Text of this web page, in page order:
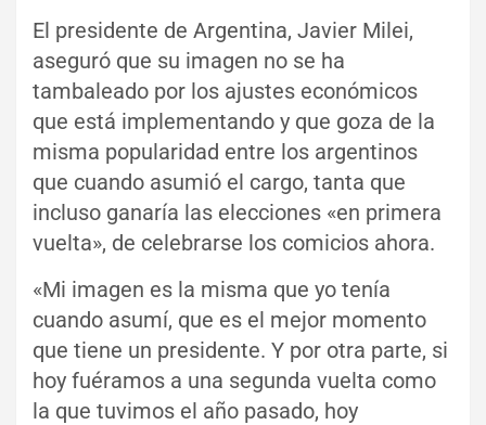
El presidente de Argentina, Javier Milei,
aseguró que su imagen no se ha
tambaleado por los ajustes económicos
que está implementando y que goza de la
misma popularidad entre los argentinos
que cuando asumió el cargo, tanta que
incluso ganaría las elecciones «en primera
vuelta», de celebrarse los comicios ahora.
«Mi imagen es la misma que yo tenía
cuando asumí, que es el mejor momento
que tiene un presidente. Y por otra parte, si
hoy fuéramos a una segunda vuelta como
la que tuvimos el año pasado, hoy